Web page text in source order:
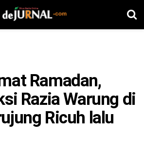
Ramadan,
Razia Warung di
Ricuh lalu